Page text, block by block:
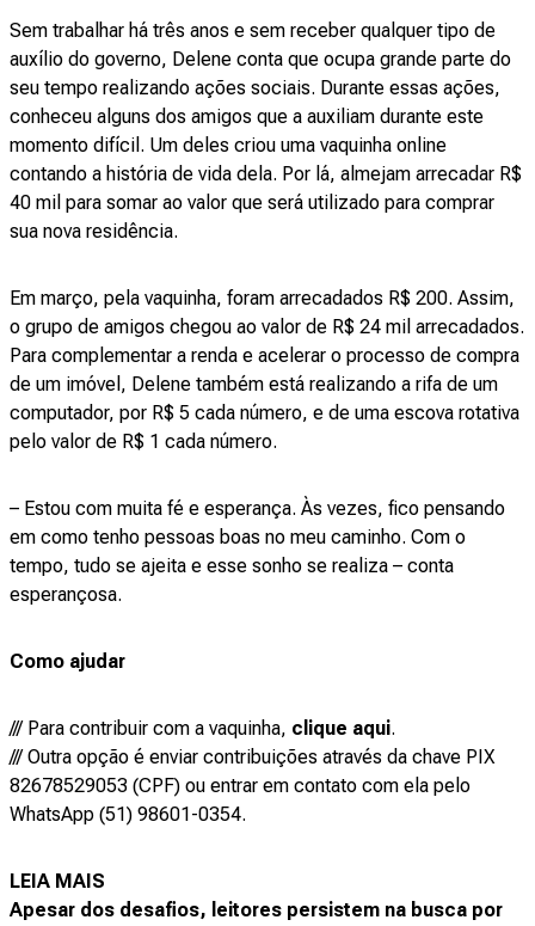
Sem trabalhar há três anos e sem receber qualquer tipo de
auxílio do governo, Delene conta que ocupa grande parte do
seu tempo realizando ações sociais. Durante essas ações,
conheceu alguns dos amigos que a auxiliam durante este
momento difícil. Um deles criou uma vaquinha online
contando a história de vida dela. Por lá, almejam arrecadar R$
40 mil para somar ao valor que será utilizado para comprar
sua nova residência.
Em março, pela vaquinha, foram arrecadados R$ 200. Assim,
o grupo de amigos chegou ao valor de R$ 24 mil arrecadados.
Para complementar a renda e acelerar o processo de compra
de um imóvel, Delene também está realizando a rifa de um
computador, por R$ 5 cada número, e de uma escova rotativa
pelo valor de R$ 1 cada número.
– Estou com muita fé e esperança. Às vezes, fico pensando
em como tenho pessoas boas no meu caminho. Com o
tempo, tudo se ajeita e esse sonho se realiza – conta
esperançosa.
Como ajudar
/// Para contribuir com a vaquinha, clique aqui.
/// Outra opção é enviar contribuições através da chave PIX
82678529053 (CPF) ou entrar em contato com ela pelo
WhatsApp (51) 98601-0354.
LEIA MAIS
Apesar dos desafios, leitores persistem na busca por